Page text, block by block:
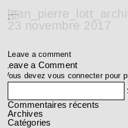
23 novembre 2017
Leave a comment
Leave a Comment
Vous devezvous connecterpour
Commentaires récents
Archives
Catégories